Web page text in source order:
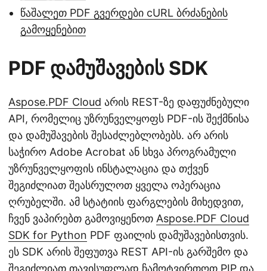
წაშალეთ PDF გვერდები cURL ბრძანების
გამოყენებით
PDF დამუშავების SDK
Aspose.PDF Cloud არის REST-ზე დაფუძნებული
API, რომელიც უზრუნველყოფს PDF-ის შექმნისა
და დამუშავების შესაძლებლობებს. არ არის
საჭირო Adobe Acrobat ან სხვა პროგრამული
უზრუნველყოფის ინსტალაცია და თქვენ
შეგიძლიათ შეასრულოთ ყველა ოპერაცია
ღრუბელში. ამ სტატიის ფარგლების მიხედვით,
ჩვენ ვაპირებთ გამოვიყენოთ Aspose.PDF Cloud
SDK for Python PDF ფაილის დამუშავებისთვის.
ეს SDK არის შეფუთვა REST API-ის გარშემო და
შეგიძლიათ თავისუფლად ჩამოტვირთოთ PIP და